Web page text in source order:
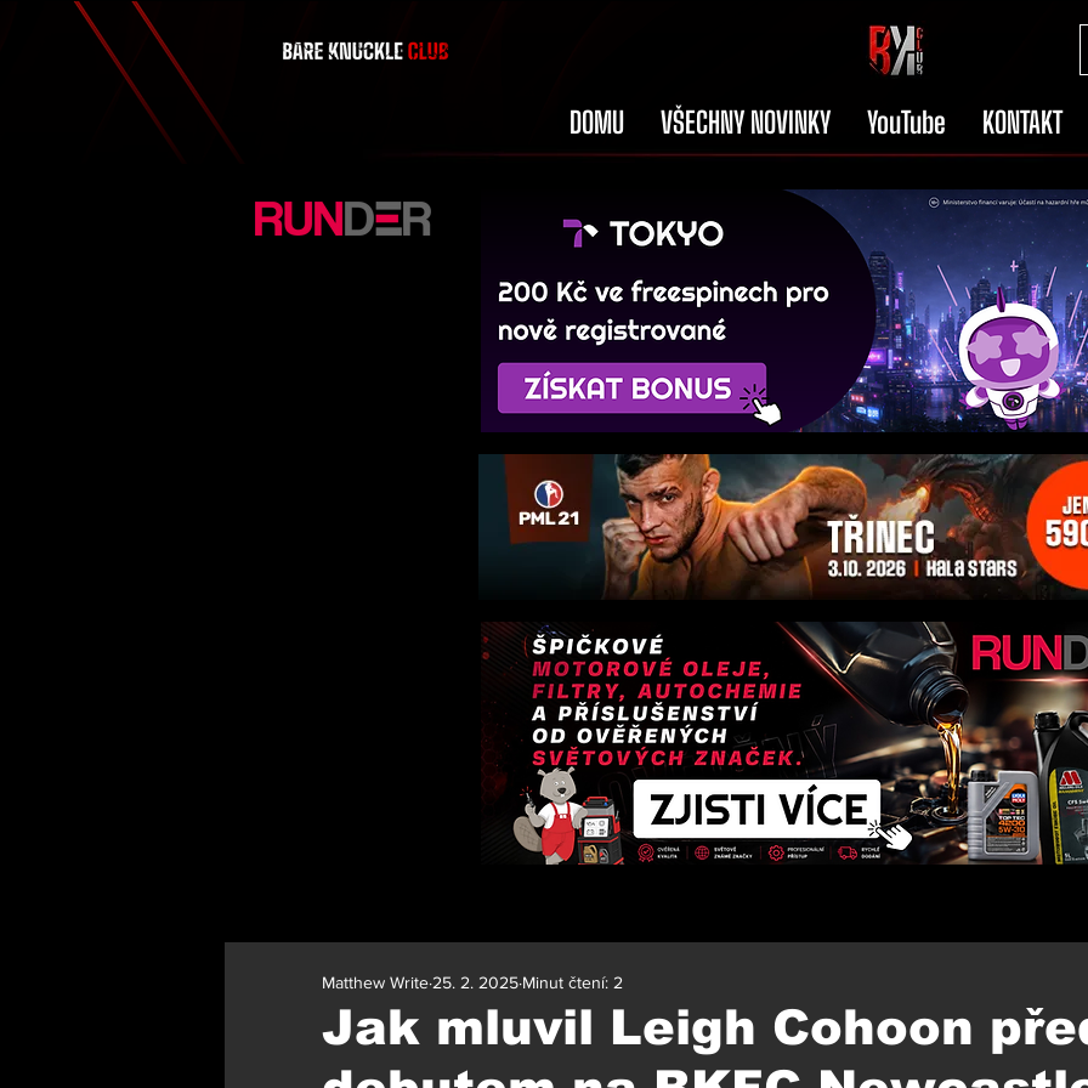
DOMU VŠECHNY NOVINKY YouTube KONTAKT
Jak mluvil Leigh Cohoon
Matthew Write 25. 2. 2025 Minut čtení: 2